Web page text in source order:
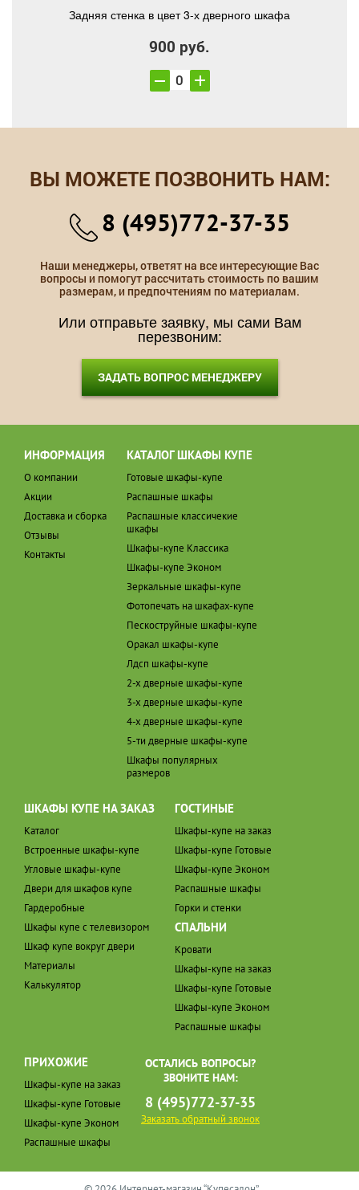
Задняя стенка в цвет 3-х дверного шкафа
900 руб.
ВЫ МОЖЕТЕ ПОЗВОНИТЬ НАМ:
8 (495)772-37-35
Наши менеджеры, ответят на все интересующие Вас
вопросы и помогут рассчитать стоимость по вашим
размерам, и предпочтениям по материалам.
Или отправьте заявку, мы сами Вам
перезвоним:
ЗАДАТЬ ВОПРОС МЕНЕДЖЕРУ
ИНФОРМАЦИЯ
О компании
Акции
Доставка и сборка
Отзывы
Контакты
КАТАЛОГ ШКАФЫ КУПЕ
Готовые шкафы-купе
Распашные шкафы
Распашные классичекие
шкафы
Шкафы-купе Классика
Шкафы-купе Эконом
Зеркальные шкафы-купе
Фотопечать на шкафах-купе
Пескоструйные шкафы-купе
Оракал шкафы-купе
Лдсп шкафы-купе
2-х дверные шкафы-купе
3-х дверные шкафы-купе
4-х дверные шкафы-купе
5-ти дверные шкафы-купе
Шкафы популярных
размеров
ШКАФЫ КУПЕ НА ЗАКАЗ
Каталог
Встроенные шкафы-купе
Угловые шкафы-купе
Двери для шкафов купе
Гардеробные
Шкафы купе с телевизором
Шкаф купе вокруг двери
Материалы
Калькулятор
ГОСТИНЫЕ
Шкафы-купе на заказ
Шкафы-купе Готовые
Шкафы-купе Эконом
Распашные шкафы
Горки и стенки
СПАЛЬНИ
Кровати
Шкафы-купе на заказ
Шкафы-купе Готовые
Шкафы-купе Эконом
Распашные шкафы
ПРИХОЖИЕ
Шкафы-купе на заказ
Шкафы-купе Готовые
Шкафы-купе Эконом
Распашные шкафы
ОСТАЛИСЬ ВОПРОСЫ?
ЗВОНИТЕ НАМ:
8 (495)772-37-35
Заказать обратный звонок